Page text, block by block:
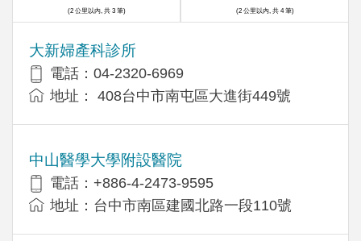
大新婦產科診所
電話：04-2320-6969
地址： 408台中市南屯區大進街449號
中山醫學大學附設醫院
電話：+886-4-2473-9595
地址：台中市南區建國北路一段110號
(2 公里以內, 共 3 筆) (2 公里以內, 共 4 筆)